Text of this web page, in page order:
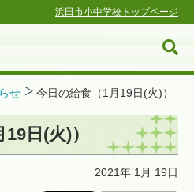
浜田市小中学校トップページ
ジ
せ 今日の給食（1月19日(火)）
日(火)）
2021年 1月 19日